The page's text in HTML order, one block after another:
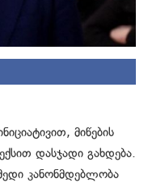
მიწების
დასჯადი გახდება.
კანონმდებლობა